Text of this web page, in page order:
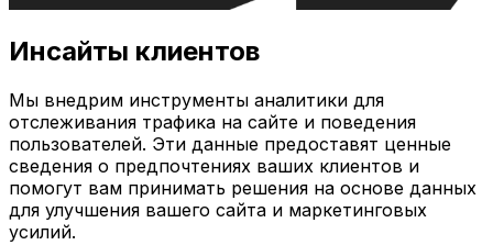
Инсайты клиентов
Мы внедрим инструменты аналитики для
отслеживания трафика на сайте и поведения
пользователей. Эти данные предоставят ценные
сведения о предпочтениях ваших клиентов и
помогут вам принимать решения на основе данных
для улучшения вашего сайта и маркетинговых
усилий.